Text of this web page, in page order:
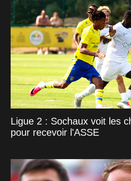
Ligue 2 : Sochaux voit les
pour recevoir l'ASSE